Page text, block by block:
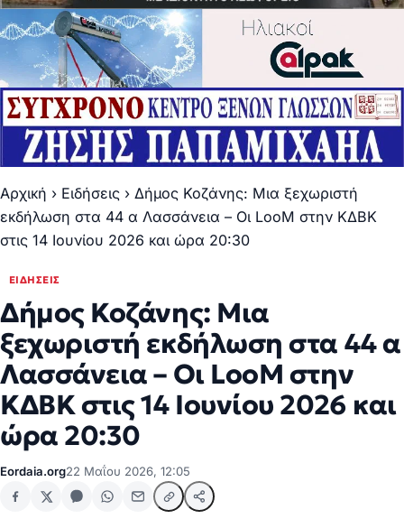
Αρχική › Ειδήσεις › Δήμος Κοζάνης: Μια ξεχωριστή
εκδήλωση στα 44 α Λασσάνεια – Οι LooM στην ΚΔΒΚ
στις 14 Ιουνίου 2026 και ώρα 20:30
ΕΙΔΉΣΕΙΣ
Δήμος Κοζάνης: Μια
ξεχωριστή εκδήλωση στα 44 α
Λασσάνεια – Οι LooM στην
ΚΔΒΚ στις 14 Ιουνίου 2026 και
ώρα 20:30
Eordaia.org22 Μαΐου 2026, 12:05